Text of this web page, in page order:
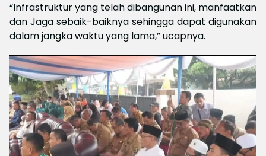
“Infrastruktur yang telah dibangunan ini, manfaatkan
dan Jaga sebaik-baiknya sehingga dapat digunakan
dalam jangka waktu yang lama,” ucapnya.